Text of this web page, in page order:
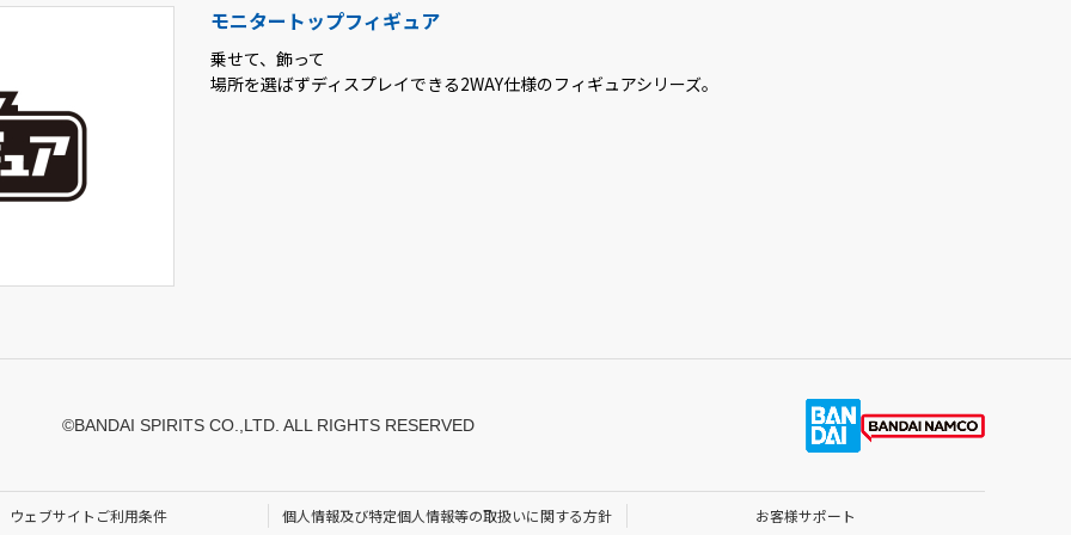
モニタートップフィギュア
乗せて、飾って
場所を選ばずディスプレイできる2WAY仕様のフィギュアシリーズ。
©BANDAI SPIRITS CO.,LTD. ALL RIGHTS RESERVED
ウェブサイトご利用条件 個人情報及び特定個人情報等の取扱いに関する方針 お客様サポート